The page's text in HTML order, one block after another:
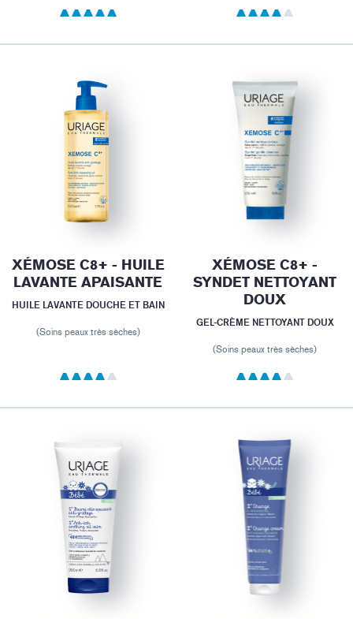
XÉMOSE C8+ - HUILE
LAVANTE APAISANTE
HUILE LAVANTE DOUCHE ET BAIN
(Soins peaux très sèches)
XÉMOSE C8+ -
SYNDET NETTOYANT
DOUX
GEL-CRÈME NETTOYANT DOUX
(Soins peaux très sèches)